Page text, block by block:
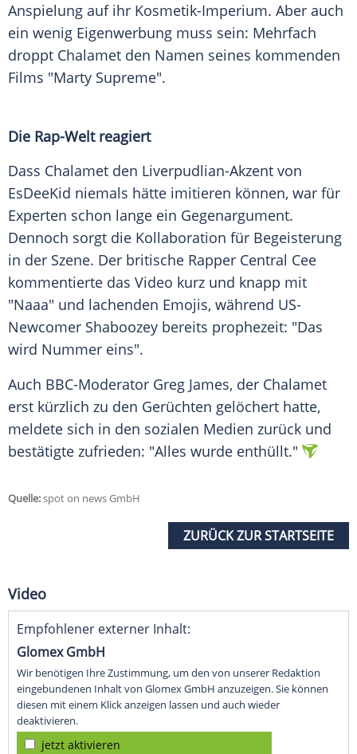
Anspielung auf ihr Kosmetik-Imperium. Aber auch
ein wenig Eigenwerbung muss sein: Mehrfach
droppt Chalamet den Namen seines kommenden
Films "Marty Supreme".
Die Rap-Welt reagiert
Dass Chalamet den Liverpudlian-Akzent von
EsDeeKid niemals hätte imitieren können, war für
Experten schon lange ein Gegenargument.
Dennoch sorgt die Kollaboration für Begeisterung
in der Szene. Der britische Rapper Central Cee
kommentierte das Video kurz und knapp mit
"Naaa" und lachenden Emojis, während US-
Newcomer Shaboozey bereits prophezeit: "Das
wird Nummer eins".
Auch BBC-Moderator Greg James, der Chalamet
erst kürzlich zu den Gerüchten gelöchert hatte,
meldete sich in den sozialen Medien zurück und
bestätigte zufrieden: "Alles wurde enthüllt."
Quelle:spot on news GmbH
ZURÜCK ZUR STARTSEITE
Video
Empfohlener externer Inhalt:
Glomex GmbH
Wir benötigen Ihre Zustimmung, um den von unserer Redaktion
eingebundenen Inhalt von Glomex GmbH anzuzeigen. Sie können
diesen mit einem Klick anzeigen lassen und auch wieder
deaktivieren.
jetzt aktivieren